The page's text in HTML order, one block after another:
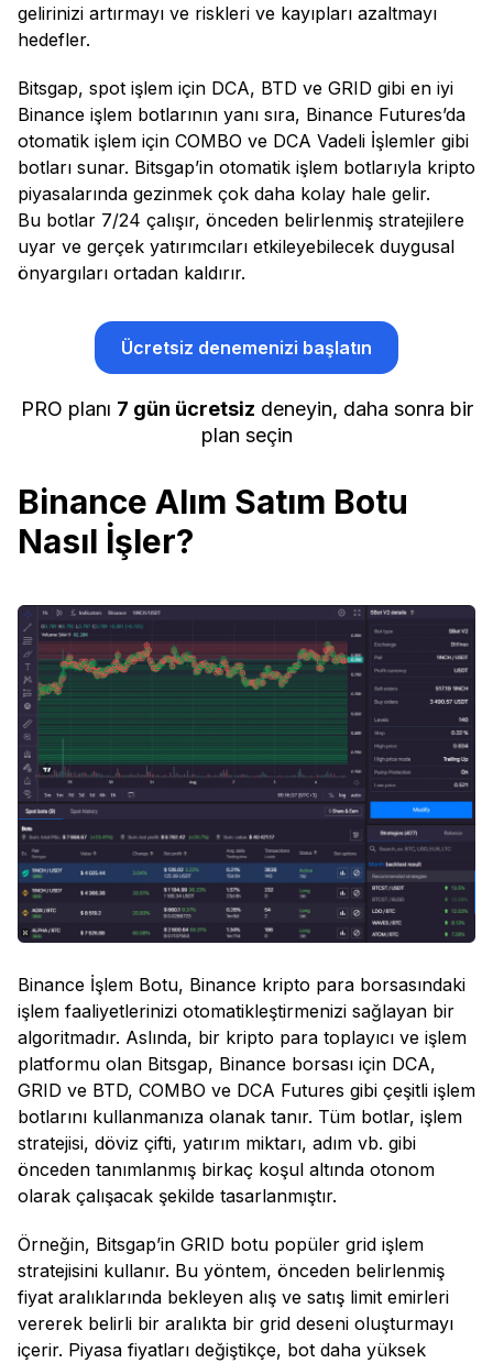
gelirinizi artırmayı ve riskleri ve kayıpları azaltmayı
hedefler.
Bitsgap, spot işlem için DCA, BTD ve GRID gibi en iyi
Binance işlem botlarının yanı sıra, Binance Futures’da
otomatik işlem için COMBO ve DCA Vadeli İşlemler gibi
botları sunar. Bitsgap’in otomatik işlem botlarıyla kripto
piyasalarında gezinmek çok daha kolay hale gelir.
Bu botlar 7/24 çalışır, önceden belirlenmiş stratejilere
uyar ve gerçek yatırımcıları etkileyebilecek duygusal
önyargıları ortadan kaldırır.
Ücretsiz denemenizi başlatın
PRO planı 7 gün ücretsiz deneyin, daha sonra bir
plan seçin
Binance Alım Satım Botu
Nasıl İşler?
Binance İşlem Botu, Binance kripto para borsasındaki
işlem faaliyetlerinizi otomatikleştirmenizi sağlayan bir
algoritmadır. Aslında, bir kripto para toplayıcı ve işlem
platformu olan Bitsgap, Binance borsası için DCA,
GRID ve BTD, COMBO ve DCA Futures gibi çeşitli işlem
botlarını kullanmanıza olanak tanır. Tüm botlar, işlem
stratejisi, döviz çifti, yatırım miktarı, adım vb. gibi
önceden tanımlanmış birkaç koşul altında otonom
olarak çalışacak şekilde tasarlanmıştır.
Örneğin, Bitsgap’in GRID botu popüler grid işlem
stratejisini kullanır. Bu yöntem, önceden belirlenmiş
fiyat aralıklarında bekleyen alış ve satış limit emirleri
vererek belirli bir aralıkta bir grid deseni oluşturmayı
içerir. Piyasa fiyatları değiştikçe, bot daha yüksek